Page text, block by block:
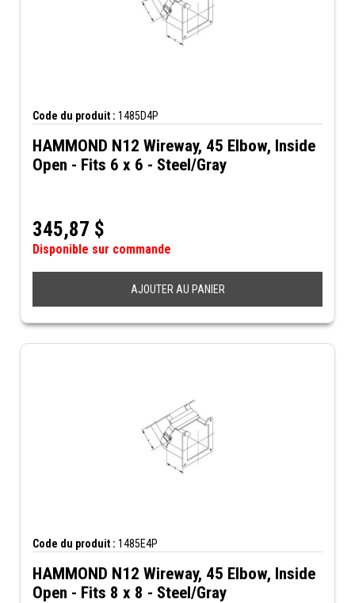
Code du produit : 1485D4P
HAMMOND N12 Wireway, 45 Elbow, Inside
Open - Fits 6 x 6 - Steel/Gray
345,87 $
Disponible sur commande
AJOUTER AU PANIER
Code du produit : 1485E4P
HAMMOND N12 Wireway, 45 Elbow, Inside
Open - Fits 8 x 8 - Steel/Gray